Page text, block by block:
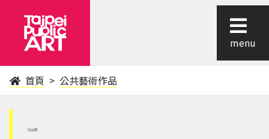
menu
首頁 公共藝術作品
文山區